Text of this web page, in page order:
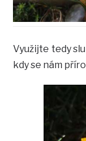
Využijte tedy
kdy se nám